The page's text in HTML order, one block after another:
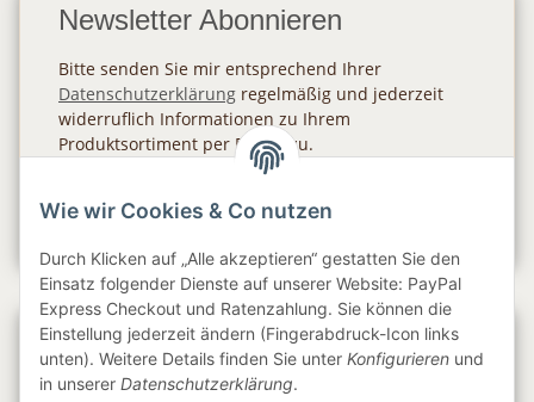
Newsletter Abonnieren
Bitte senden Sie mir entsprechend Ihrer
Datenschutzerklärung regelmäßig und jederzeit
widerruflich Informationen zu Ihrem
Produktsortiment per E-Mail zu.
Gesetzliche Informationen
Wie wir Cookies & Co nutzen
Durch Klicken auf „Alle akzeptieren“ gestatten Sie den
Einsatz folgender Dienste auf unserer Website: PayPal
Express Checkout und Ratenzahlung. Sie können die
Einstellung jederzeit ändern (Fingerabdruck-Icon links
unten). Weitere Details finden Sie unter Konfigurieren und
in unserer Datenschutzerklärung.